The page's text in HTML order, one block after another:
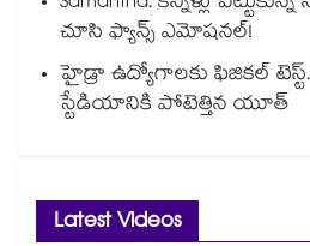
చూసి ఫ్యాన్స్ ఎమోషనల్!
హైడ్రా ఉద్యోగాలకు ఫిజికల్
స్టేడియానికి పోటెత్తిన యూత్
Latest Videos